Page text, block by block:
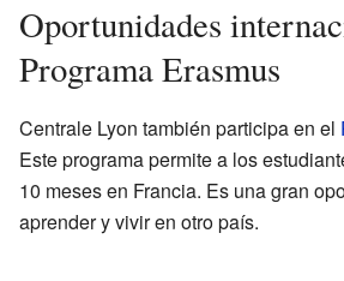
Oportunidades
Programa Erasmus
Centrale Lyon también participa en el
Este programa permite a los
10 meses en Francia. Es una gran
aprender y vivir en otro país.